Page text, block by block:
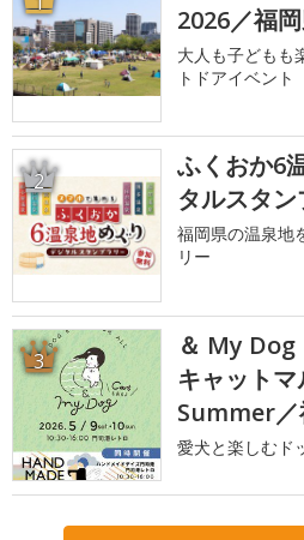
2026／福
大人も子どもも
トドアイベント
2
ふくおか6
タルスタ
福岡県の温泉地
リー
3
＆ My Dog
キャット
Summer
愛犬と楽しむド